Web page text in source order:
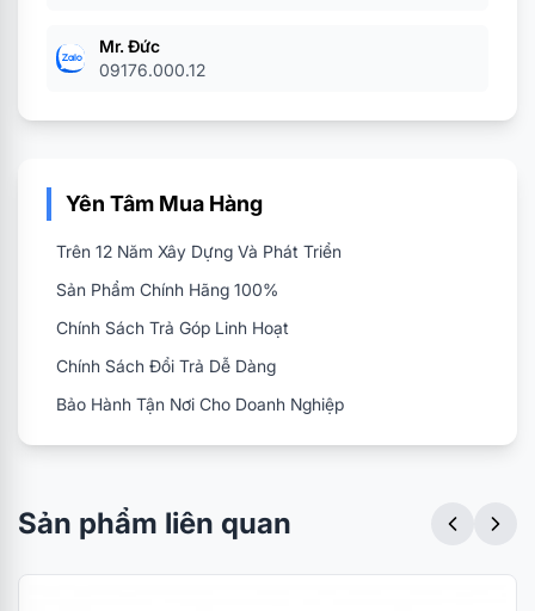
rộng
ngoại
vi I/O
tản
nhiệt
(Mặt
trước)
120mm x2 (Tùy chọn)
cao
tản
150mm
Mr. Đức
09176.000.12
Yên Tâm Mua Hàng
Trên 12 Năm Xây Dựng Và Phát Triển
Sản Phẩm Chính Hãng 100%
Chính Sách Trả Góp Linh Hoạt
Chính Sách Đổi Trả Dễ Dàng
Bảo Hành Tận Nơi Cho Doanh Nghiệp
Sản phẩm liên quan